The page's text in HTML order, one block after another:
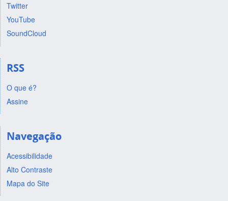
Twitter
YouTube
SoundCloud
RSS
O que é?
Assine
Navegação
Acessibilidade
Alto Contraste
Mapa do Site